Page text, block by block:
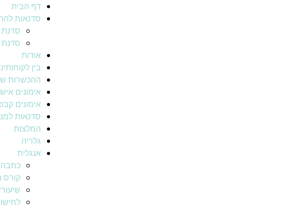
דף הבית
סדנאות
סדנת
אודות
בין
ההכשרות
אימונים
אימונים
סדנאות
המלצות
גלריה
אנגלית
כתבה
קורס